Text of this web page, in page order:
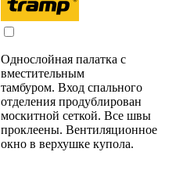
Однослойная палатка с
вместительным
тамбуром. Вход спального
отделения продублирован
москитной сеткой. Все швы
проклеены. Вентиляционное
окно в верхушке купола.